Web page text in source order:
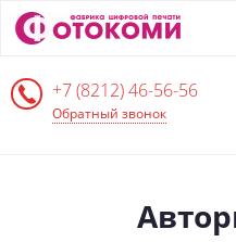
Перейти
к
информации
+7 (8212) 46-56-56
Обратный звонок